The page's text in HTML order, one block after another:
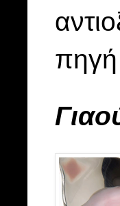
πηγή